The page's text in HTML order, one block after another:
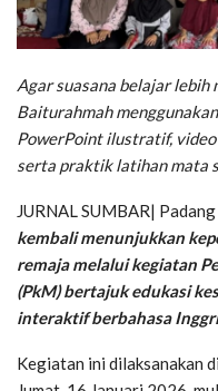
Agar suasana belajar
Baiturahmah
PowerPoint ilustratif,
serta praktik latihan mata
JURNAL SUMBAR| Padang
kembali menunjukkan
remaja melalui kegiatan
(PkM) bertajuk edukasi
interaktif berbahasa
Kegiatan ini dilaksanakan